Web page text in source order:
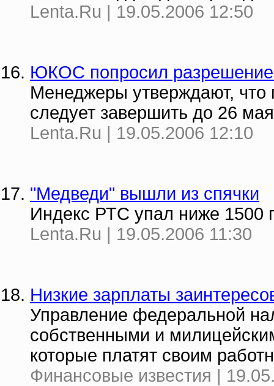
Lenta.Ru | 19.05.2006 12:50
ЮКОС попросил
Менеджеры утверждают, что
следует завершить до 26 мая
Lenta.Ru | 19.05.2006 12:10
"Медведи" вышли из спячки
Индекс РТС упал ниже 1500
Lenta.Ru | 19.05.2006 11:30
Низкие зарплаты
Управление федеральной
собственными и
которые платят своим
Финансовые известия |